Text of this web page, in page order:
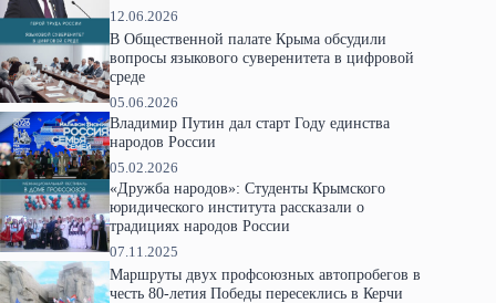
12.06.2026
В Общественной палате Крыма обсудили
вопросы языкового суверенитета в цифровой
среде
05.06.2026
Владимир Путин дал старт Году единства
народов России
05.02.2026
«Дружба народов»: Студенты Крымского
юридического института рассказали о
традициях народов России
07.11.2025
Маршруты двух профсоюзных автопробегов в
честь 80-летия Победы пересеклись в Керчи